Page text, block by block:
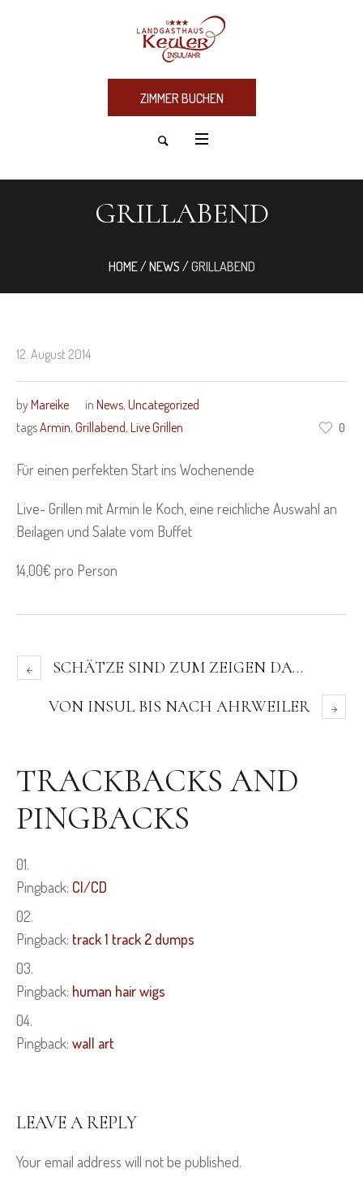
ZIMMER BUCHEN
GRILLABEND
HOME/NEWS /GRILLABEND
12. August 2014
byMareike in News, Uncategorized
tagsArmin, Grillabend, Live Grillen 0
Für einen perfekten Start ins Wochenende
Live- Grillen mit Armin le Koch, eine reichliche Auswahl an
Beilagen und Salate vom Buffet
14,00€ pro Person
SCHÄTZE SIND ZUM ZEIGEN DA…
VON INSUL BIS NACH AHRWEILER
TRACKBACKS AND
PINGBACKS
Pingback: CI/CD
Pingback: track 1 track 2 dumps
Pingback: human hair wigs
Pingback: wall art
LEAVE A REPLY
Your email address will not be published.